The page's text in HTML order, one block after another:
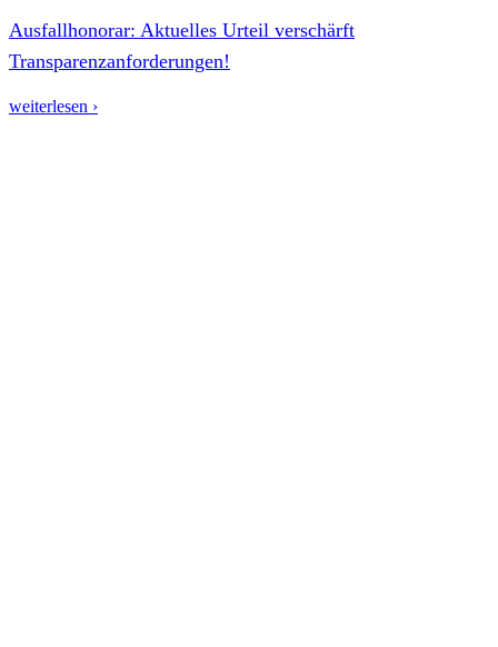
Ausfallhonorar: Aktuelles Urteil verschärft
Transparenzanforderungen!
weiterlesen ›